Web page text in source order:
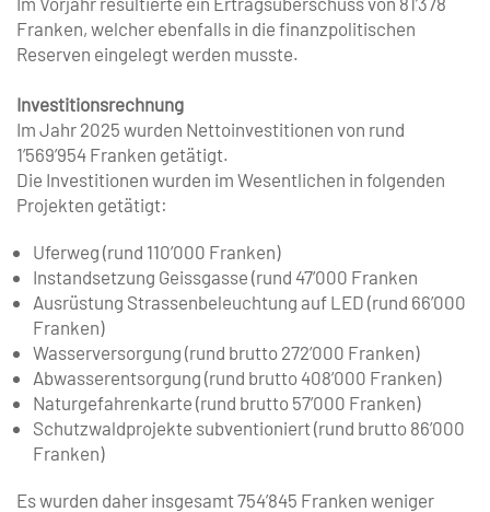
Franken, welcher ebenfalls in die finanzpolitischen
Reserven eingelegt werden musste.
Investitionsrechnung
Im Jahr 2025 wurden Nettoinvestitionen von rund
1’569’954 Franken getätigt.
Die Investitionen wurden im Wesentlichen in folgenden
Projekten getätigt:
Uferweg (rund 110’000 Franken)
Instandsetzung Geissgasse (rund 47’000 Franken
Ausrüstung Strassenbeleuchtung auf LED (rund 66’000
Franken)
Wasserversorgung (rund brutto 272’000 Franken)
Abwasserentsorgung (rund brutto 408’000 Franken)
Naturgefahrenkarte (rund brutto 57’000 Franken)
Schutzwaldprojekte subventioniert (rund brutto 86’000
Franken)
Es wurden daher insgesamt 754’845 Franken weniger